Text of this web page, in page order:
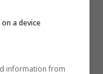
gli
a device
information from